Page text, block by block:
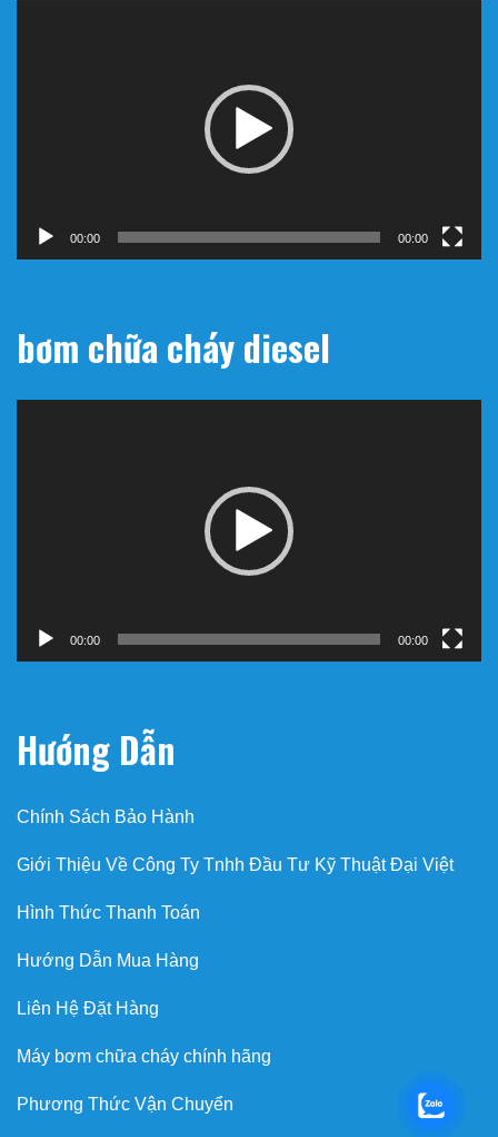
00:00 00:57
bơm chữa cháy diesel
00:00 00:00
Hướng Dẫn
Chính Sách Bảo Hành
Giới Thiệu Về Công Ty Tnhh Đầu Tư Kỹ Thuật Đại Việt
Hình Thức Thanh Toán
Hướng Dẫn Mua Hàng
Liên Hệ Đặt Hàng
Máy bơm chữa cháy chính hãng
Phương Thức Vận Chuyển